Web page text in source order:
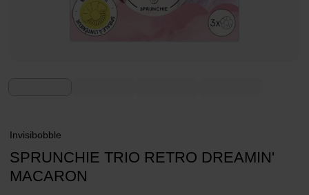
Invisibobble
SPRUNCHIE TRIO RETRO DREAMIN'
MACARON